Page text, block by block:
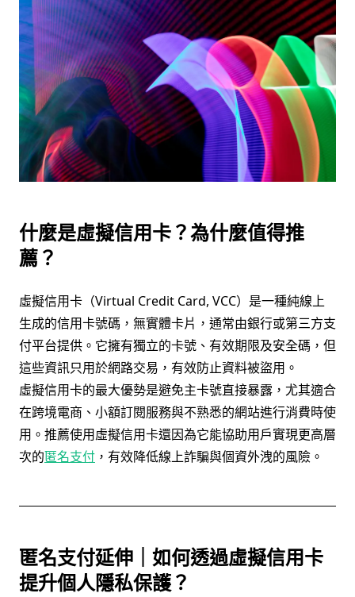
什麼是虛擬信用卡？為什麼值得推
薦？
虛擬信用卡（Virtual Credit Card, VCC）是一種純線上
生成的信用卡號碼，無實體卡片，通常由銀行或第三方支
付平台提供。它擁有獨立的卡號、有效期限及安全碼，但
這些資訊只用於網路交易，有效防止資料被盜用。
虛擬信用卡的最大優勢是避免主卡號直接暴露，尤其適合
在跨境電商、小額訂閱服務與不熟悉的網站進行消費時使
用。推薦使用虛擬信用卡還因為它能協助用戶實現更高層
次的匿名支付 ，有效降低線上詐騙與個資外洩的風險。
匿名支付延伸｜如何透過虛擬信用卡
提升個人隱私保護？